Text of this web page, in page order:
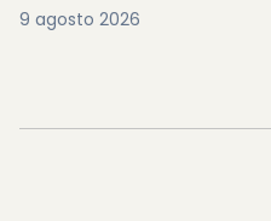
9 agosto 2026